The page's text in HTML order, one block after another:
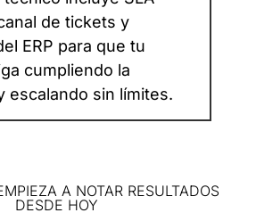
de tickets y
ERP para que tu
cumpliendo la
escalando sin límites.
A NOTAR RESULTADOS
DESDE HOY